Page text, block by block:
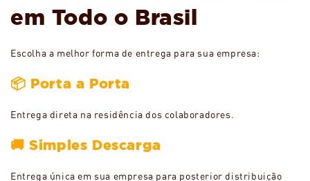
em Todo o Brasil
Escolha a melhor forma de entrega para sua empresa:
📦 Porta a Porta
Entrega direta na residência dos colaboradores.
🚚 Simples Descarga
Entrega única em sua empresa para posterior distribuição